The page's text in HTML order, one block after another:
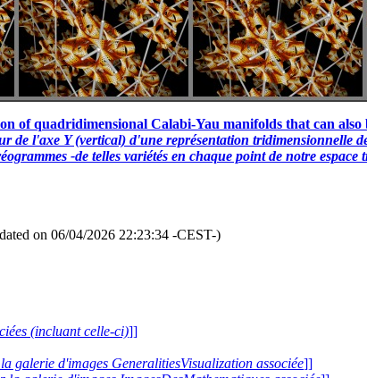
of quadridimensional Calabi-Yau manifolds that can also
de l'axe Y (vertical) d'une représentation tridimensionnelle
-de telles variétés en chaque point de notre
on 06/04/2026 22:23:34 -CEST-)
(incluant celle-ci)]]
la galerie d'images GeneralitiesVisualization associée]]